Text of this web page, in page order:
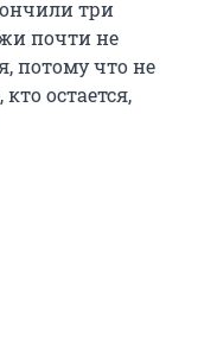
три
почти не
потому что не
остается,